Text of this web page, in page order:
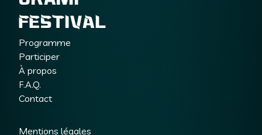
FESTIVAL
Programme
Participer
À propos
F.A.Q.
Contact
Mentions légales